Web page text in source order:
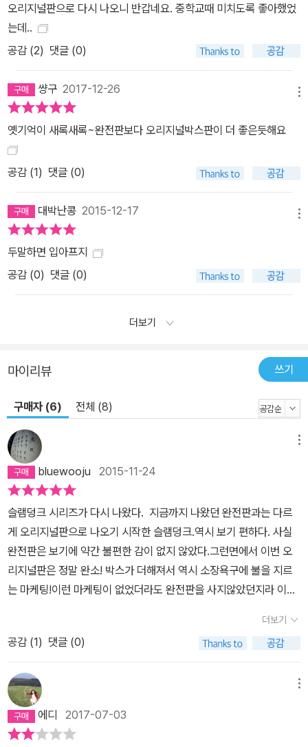
오리지널판으로 다시 나오니 반갑네요. 중학교때 미치도록 좋아했었
는데..
공감 (2) 댓글 (0)
썅구 2017-12-26
옛기억이 새록새록~완전판보다 오리지널박스판이 더 좋은듯해요
공감 (1) 댓글 (0)
대박난콩 2015-12-17
두말하면 입아프지
공감 (0) 댓글 (0)
더보기
마이리뷰 쓰기
구매자 (6) 전체 (8)
bluewooju 2015-11-24
슬램덩크 시리즈가 다시 나왔다. 지금까지 나왔던 완전판과는 다르
게 오리지널판으로 나오기 시작한 슬램덩크.역시 보기 편하다. 사실
완전판은 보기에 약간 불편한 감이 없지 않았다.그런면에서 이번 오
리지널판은 정말 완소! 박스가 더해져서 역시 소장욕구에 불을 지르
는 마케팅!이런 마케팅이 없었더라도 완전판을 사지않았던지라 이번
던 초판과 번역이 달라진 부분이 있어 아쉬워하는 매니아분들이 계시
지만..그래도 슬램덩크를 사랑하는 사람들이라면 구매해도 후회하지
않을 시리즈라고 생각된다. 몇번을 읽어도 재밌고, 몰입하게 되며, 여
러 생각들을 하게 하는 슬램덩크! 이미 세상에 나온지 20년이 넘었지
만, 만화속 주인공들의 매력은 전혀 세월의 때가묻지 않아 더욱 소중
한 만화책이다.
더보기
공감 (1) 댓글 (0)
에디 2017-07-03